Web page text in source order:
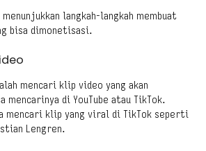
menunjukkan langkah-langkah membuat
bisa dimonetisasi.
mencari klip video yang akan
mencarinya di YouTube atau TikTok.
mencari klip yang viral di TikTok seperti
Lengren.